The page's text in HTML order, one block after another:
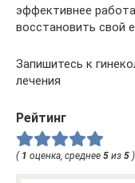
эффективнее
восстановить свой
Запишитесь к
лечения
Рейтинг
( 1 оценка, среднее 5 из 5 )